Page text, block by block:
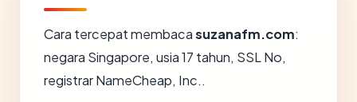
Cara tercepat membacasuzanafm.com:
negara Singapore, usia 17 tahun, SSL No,
registrar NameCheap, Inc..